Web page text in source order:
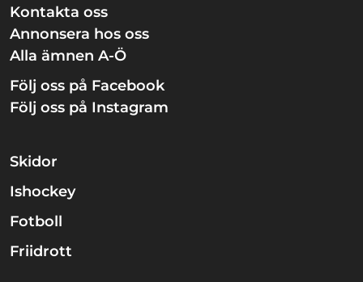
Kontakta oss
Annonsera hos oss
Alla ämnen A-Ö
Följ oss på Facebook
Följ oss på Instagram
Skidor
Ishockey
Fotboll
Friidrott